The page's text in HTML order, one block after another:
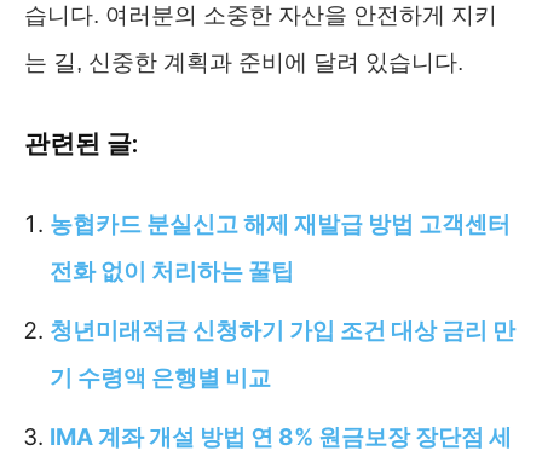
습니다. 여러분의 소중한 자산을 안전하게 지키
는 길, 신중한 계획과 준비에 달려 있습니다.
관련된 글:
농협카드 분실신고 해제 재발급 방법 고객센터
전화 없이 처리하는 꿀팁
청년미래적금 신청하기 가입 조건 대상 금리 만
기 수령액 은행별 비교
IMA 계좌 개설 방법 연 8% 원금보장 장단점 세